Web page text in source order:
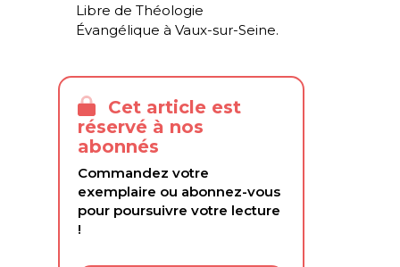
Libre de Théologie
Évangélique à Vaux-sur-Seine.
Cet article est
réservé à nos
abonnés
Commandez votre
exemplaire ou abonnez-vous
pour poursuivre votre lecture
!